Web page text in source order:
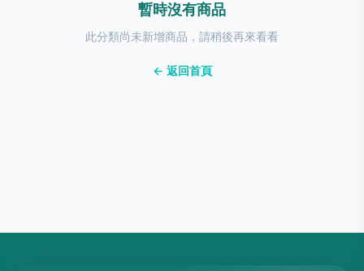
暫時沒有商品
此分類尚未新增商品，請稍後再來看看
← 返回首頁